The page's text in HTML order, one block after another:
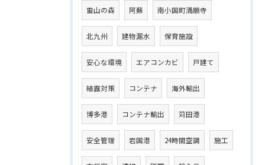
雷山の森 阿蘇 南小国町満願寺
北九州 建物漏水 保育施設
安心な環境 エアコンカビ 戸建て
結露対策 コンテナ 海外輸出
博多港 コンテナ輸出 苅田港
安全管理 岩国港 24時間空調 施工